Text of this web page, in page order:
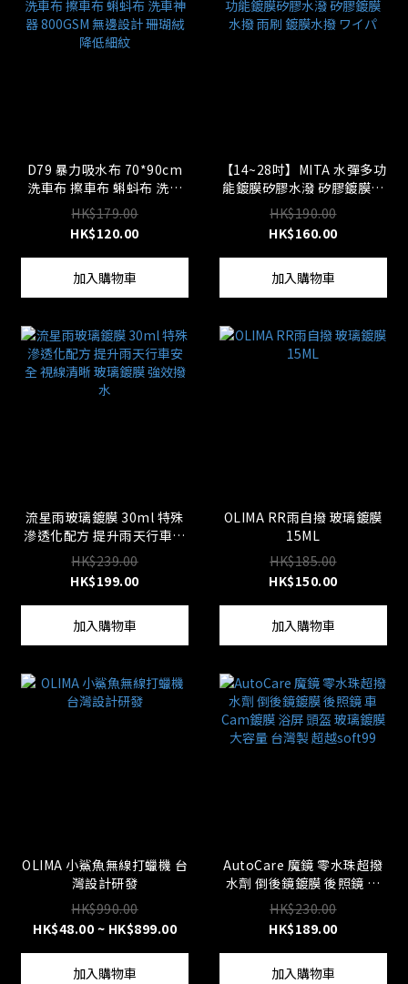
D79 暴力吸水布 70*90cm
洗車布 擦車布 蝌蚪布 洗車
神器 800GSM 無邊設計 珊瑚
絨 降低細紋
HK$179.00
HK$120.00
加入購物車
【14~28吋】MITA 水彈多功
能鍍膜矽膠水潑 矽膠鍍膜水
撥 雨刷 鍍膜水撥 ワイパ
HK$190.00
HK$160.00
加入購物車
流星雨玻璃鍍膜 30ml 特殊
滲透化配方 提升雨天行車安
全 視線清晰 玻璃鍍膜 強效
撥水
HK$239.00
HK$199.00
加入購物車
OLIMA RR雨自撥 玻璃鍍膜
15ML
HK$185.00
HK$150.00
加入購物車
OLIMA 小鯊魚無線打蠟機 台
灣設計研發
HK$990.00
HK$48.00 ~ HK$899.00
加入購物車
AutoCare 魔鏡 零水珠超撥
水劑 倒後鏡鍍膜 後照鏡 車
Cam鍍膜 浴屏 頭盔 玻璃鍍
膜 大容量 台灣製 超越
soft99
HK$230.00
HK$189.00
加入購物車